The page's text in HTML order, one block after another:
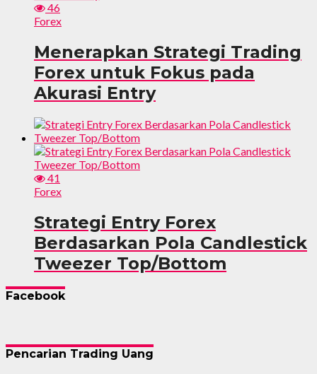
46
Forex
Menerapkan Strategi Trading
Forex untuk Fokus pada
Akurasi Entry
41
Forex
Strategi Entry Forex
Berdasarkan Pola Candlestick
Tweezer Top/Bottom
Facebook
Pencarian Trading Uang